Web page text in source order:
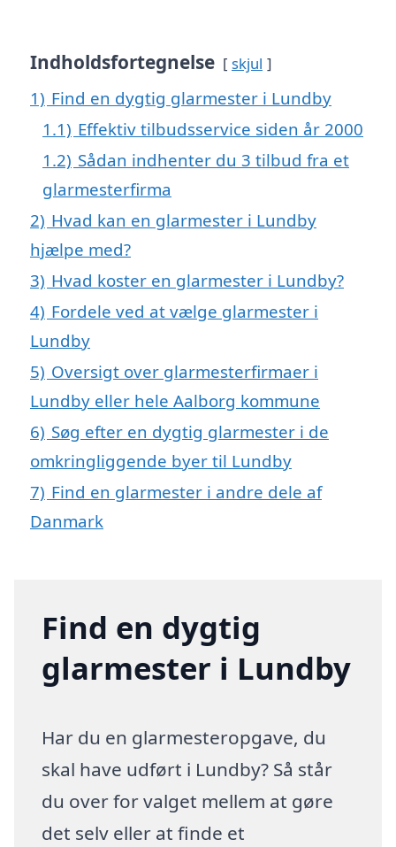
Indholdsfortegnelse skjul
1) Find en dygtig glarmester i Lundby
1.1) Effektiv tilbudsservice siden år 2000
1.2) Sådan indhenter du 3 tilbud fra et
glarmesterfirma
2) Hvad kan en glarmester i Lundby
hjælpe med?
3) Hvad koster en glarmester i Lundby?
4) Fordele ved at vælge glarmester i
Lundby
5) Oversigt over glarmesterfirmaer i
Lundby eller hele Aalborg kommune
6) Søg efter en dygtig glarmester i de
omkringliggende byer til Lundby
7) Find en glarmester i andre dele af
Danmark
Find en dygtig
glarmester i Lundby
Har du en glarmesteropgave, du
skal have udført i Lundby? Så står
du over for valget mellem at gøre
det selv eller at finde et